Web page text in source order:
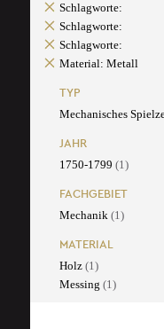
Schlagworte:
Schlagworte:
Schlagworte:
Material: Metall
TYP
Mechanisches
JAHR
1750-1799 (1)
FACHGEBIET
Mechanik (1)
MATERIAL
Holz (1)
Messing (1)